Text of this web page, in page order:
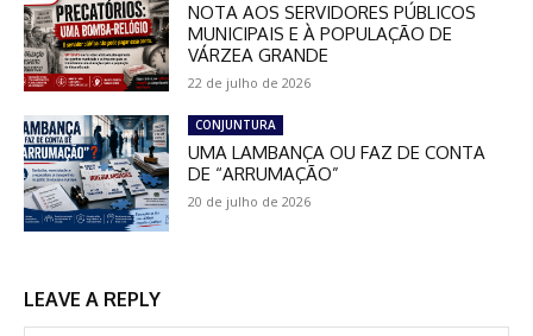
NOTA AOS SERVIDORES PÚBLICOS
MUNICIPAIS E À POPULAÇÃO DE
VÁRZEA GRANDE
22 de julho de 2026
CONJUNTURA
UMA LAMBANÇA OU FAZ DE CONTA
DE “ARRUMAÇÃO”
20 de julho de 2026
LEAVE A REPLY